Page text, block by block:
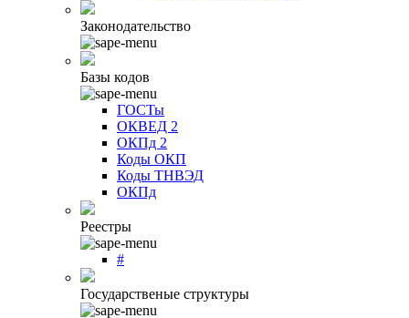
Законодательство
Базы кодов
ГОСТы
ОКВЕД 2
ОКПд 2
Коды ОКП
Коды ТНВЭД
ОКПд
Реестры
#
Государственые структуры